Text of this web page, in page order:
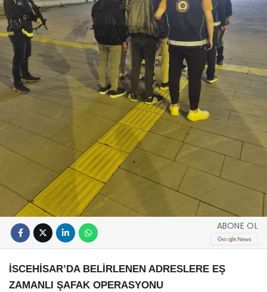
ABONE OL
İSCEHİSAR’DA BELİRLENEN ADRESLERE EŞ
ZAMANLI ŞAFAK OPERASYONU